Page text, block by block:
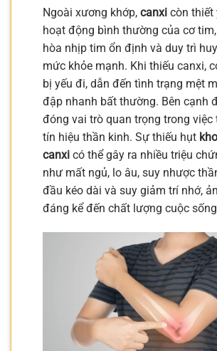
Ngoài xương khớp, canxi còn thiết
hoạt động bình thường của cơ
hòa nhịp tim ổn định và duy trì
mức khỏe mạnh. Khi thiếu canxi,
bị yếu đi, dẫn đến tình trạng mệt
đập nhanh bất thường. Bên cạnh
đóng vai trò quan trọng trong việc
tín hiệu thần kinh. Sự thiếu hụt
canxi có thể gây ra nhiều triệu
như mất ngủ, lo âu, suy nhược
đầu kéo dài và suy giảm trí nhớ,
đáng kể đến chất lượng cuộc